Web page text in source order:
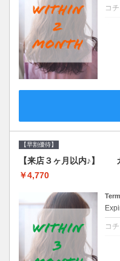
コ
【早割優待】
【来店３ヶ月以内♪】
￥4,770
コ